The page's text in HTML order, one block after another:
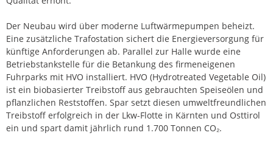
Der Neubau wird über moderne Luftwärmepumpen beheizt.
Eine zusätzliche Trafostation sichert die Energieversorgung für
künftige Anforderungen ab. Parallel zur Halle wurde eine
Betriebstankstelle für die Betankung des firmeneigenen
Fuhrparks mit HVO installiert. HVO (Hydrotreated Vegetable Oil)
ist ein biobasierter Treibstoff aus gebrauchten Speiseölen und
pflanzlichen Reststoffen. Spar setzt diesen umweltfreundlichen
Treibstoff erfolgreich in der Lkw-Flotte in Kärnten und Osttirol
ein und spart damit jährlich rund 1.700 Tonnen CO₂.